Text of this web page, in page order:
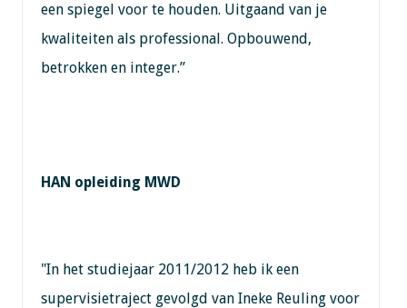
een spiegel voor te houden. Uitgaand van je
kwaliteiten als professional. Opbouwend,
betrokken en integer.”
HAN opleiding MWD
"In het studiejaar 2011/2012 heb ik een
supervisietraject gevolgd van Ineke Reuling voor